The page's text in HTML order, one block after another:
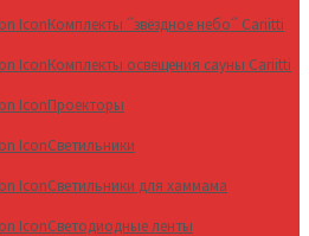
Комплекты ՛՛звёздное небо՛՛ Cariitti
Комплекты освещения сауны Cariitti
Проекторы
Светильники
Светильники для хаммама
Светодиодные ленты